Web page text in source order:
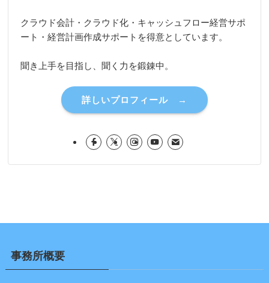
クラウド会計・クラウド化・キャッシュフロー経営サポ
ート・経営計画作成サポートを得意としています。
聞き上手を目指し、聞く力を鍛錬中。
詳しいプロフィール →
事務所概要